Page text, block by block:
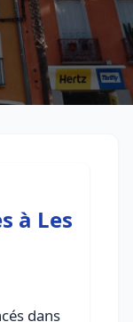
à Les
dans